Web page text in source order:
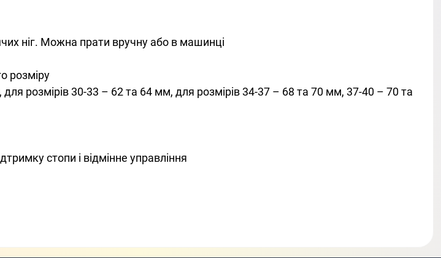
ніг. Можна прати вручну або в машинці
розміру
розмірів 30-33 – 62 та 64 мм, для розмірів 34-37 – 68 та 70 мм, 37-40 – 70 та
стопи і відмінне управління